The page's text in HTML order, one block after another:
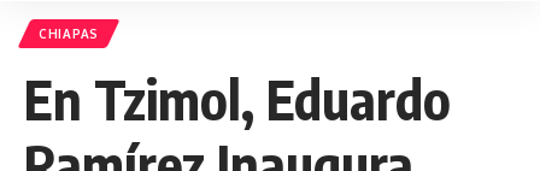
CHIAPAS
En Tzimol, Eduardo